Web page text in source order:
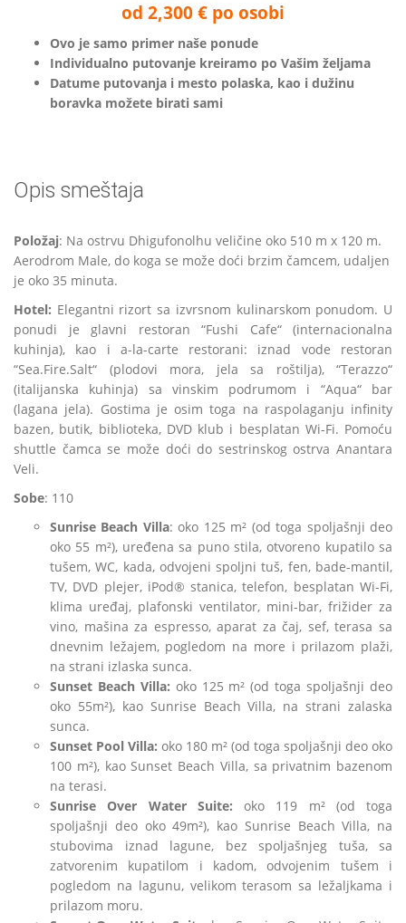
od 2,300 € po osobi
Ovo je samo primer naše ponude
Individualno putovanje kreiramo po Vašim željama
Datume putovanja i mesto polaska, kao i dužinu
boravka možete birati sami
Opis smeštaja
Položaj: Na ostrvu Dhigufonolhu veličine oko 510 m x 120 m.
Aerodrom Male, do koga se može doći brzim čamcem, udaljen
je oko 35 minuta.
Hotel: Elegantni rizort sa izvrsnom kulinarskom ponudom. U
ponudi je glavni restoran “Fushi Cafe“ (internacionalna
kuhinja), kao i a-la-carte restorani: iznad vode restoran
“Sea.Fire.Salt“ (plodovi mora, jela sa roštilja), “Terazzo“
(italijanska kuhinja) sa vinskim podrumom i “Aqua“ bar
(lagana jela). Gostima je osim toga na raspolaganju infinity
bazen, butik, biblioteka, DVD klub i besplatan Wi-Fi. Pomoću
shuttle čamca se može doći do sestrinskog ostrva Anantara
Veli.
Sobe: 110
Sunrise Beach Villa: oko 125 m² (od toga spoljašnji deo
oko 55 m²), uređena sa puno stila, otvoreno kupatilo sa
tušem, WC, kada, odvojeni spoljni tuš, fen, bade-mantil,
TV, DVD plejer, iPod® stanica, telefon, besplatan Wi-Fi,
klima uređaj, plafonski ventilator, mini-bar, frižider za
vino, mašina za espresso, aparat za čaj, sef, terasa sa
dnevnim ležajem, pogledom na more i prilazom plaži,
na strani izlaska sunca.
Sunset Beach Villa: oko 125 m² (od toga spoljašnji deo
oko 55m²), kao Sunrise Beach Villa, na strani zalaska
sunca.
Sunset Pool Villa: oko 180 m² (od toga spoljašnji deo oko
100 m²), kao Sunset Beach Villa, sa privatnim bazenom
na terasi.
Sunrise Over Water Suite: oko 119 m² (od toga
spoljašnji deo oko 49m²), kao Sunrise Beach Villa, na
stubovima iznad lagune, bez spoljašnjeg tuša, sa
zatvorenim kupatilom i kadom, odvojenim tušem i
pogledom na lagunu, velikom terasom sa ležaljkama i
prilazom moru.